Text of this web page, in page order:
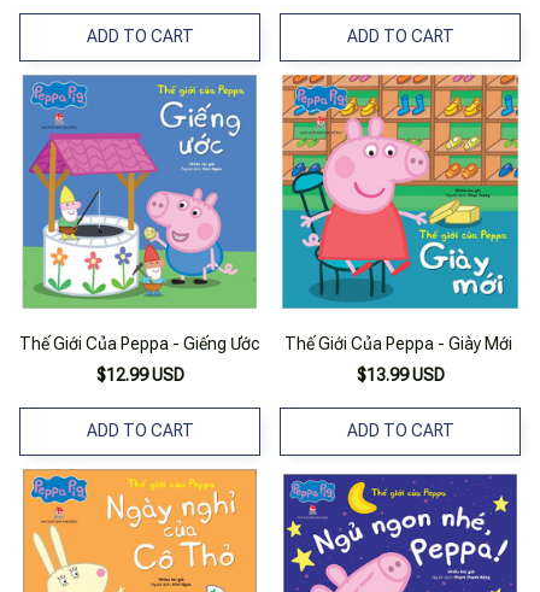
ADD TO CART ADD TO CART
Thế Giới Của Peppa - Giếng Ước
$12.99 USD
ADD TO CART
Thế Giới Của Peppa - Giày Mới
$13.99 USD
ADD TO CART